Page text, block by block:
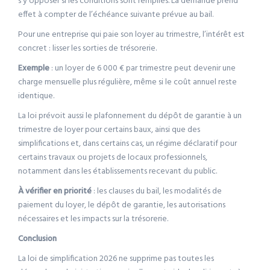
effet à compter de l’échéance suivante prévue au bail.
Pour une entreprise qui paie son loyer au trimestre, l’intérêt est
concret : lisser les sorties de trésorerie.
Exemple: un loyer de 6 000 € par trimestre peut devenir une
charge mensuelle plus régulière, même si le coût annuel reste
identique.
La loi prévoit aussi le plafonnement du dépôt de garantie à un
trimestre de loyer pour certains baux, ainsi que des
simplifications et, dans certains cas, un régime déclaratif pour
certains travaux ou projets de locaux professionnels,
notamment dans les établissements recevant du public.
À vérifier en priorité: les clauses du bail, les modalités de
paiement du loyer, le dépôt de garantie, les autorisations
nécessaires et les impacts sur la trésorerie.
Conclusion
La loi de simplification 2026 ne supprime pas toutes les